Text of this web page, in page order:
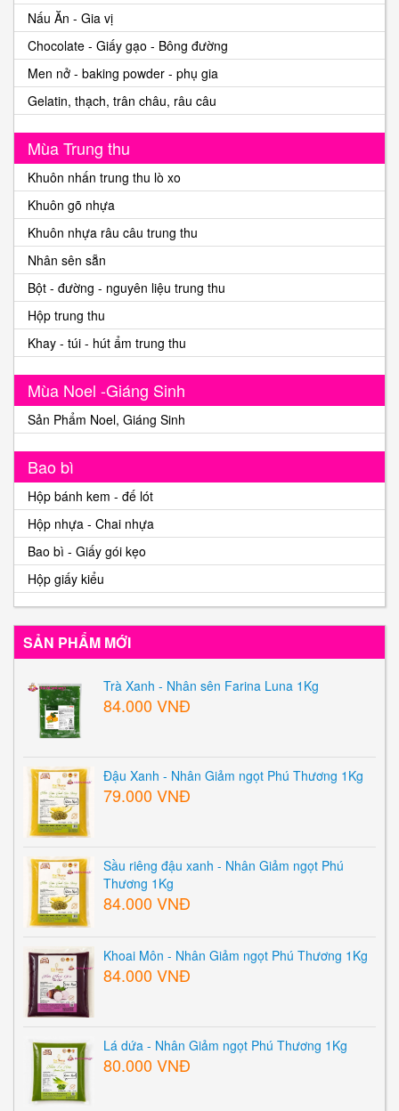
Nấu Ăn - Gia vị
Chocolate - Giấy gạo - Bông đường
Men nở - baking powder - phụ gia
Gelatin, thạch, trân châu, râu câu
Mùa Trung thu
Khuôn nhấn trung thu lò xo
Khuôn gõ nhựa
Khuôn nhựa râu câu trung thu
Nhân sên sẵn
Bột - đường - nguyên liệu trung thu
Hộp trung thu
Khay - túi - hút ẩm trung thu
Mùa Noel -Giáng Sinh
Sản Phẩm Noel, Giáng Sinh
Bao bì
Hộp bánh kem - đế lót
Hộp nhựa - Chai nhựa
Bao bì - Giấy gói kẹo
Hộp giấy kiểu
SẢN PHẨM MỚI
Trà Xanh - Nhân sên Farina Luna 1Kg
84.000 VNĐ
Đậu Xanh - Nhân Giảm ngọt Phú Thương 1Kg
79.000 VNĐ
Sầu riêng đậu xanh - Nhân Giảm ngọt Phú
Thương 1Kg
84.000 VNĐ
Khoai Môn - Nhân Giảm ngọt Phú Thương 1Kg
84.000 VNĐ
Lá dứa - Nhân Giảm ngọt Phú Thương 1Kg
80.000 VNĐ